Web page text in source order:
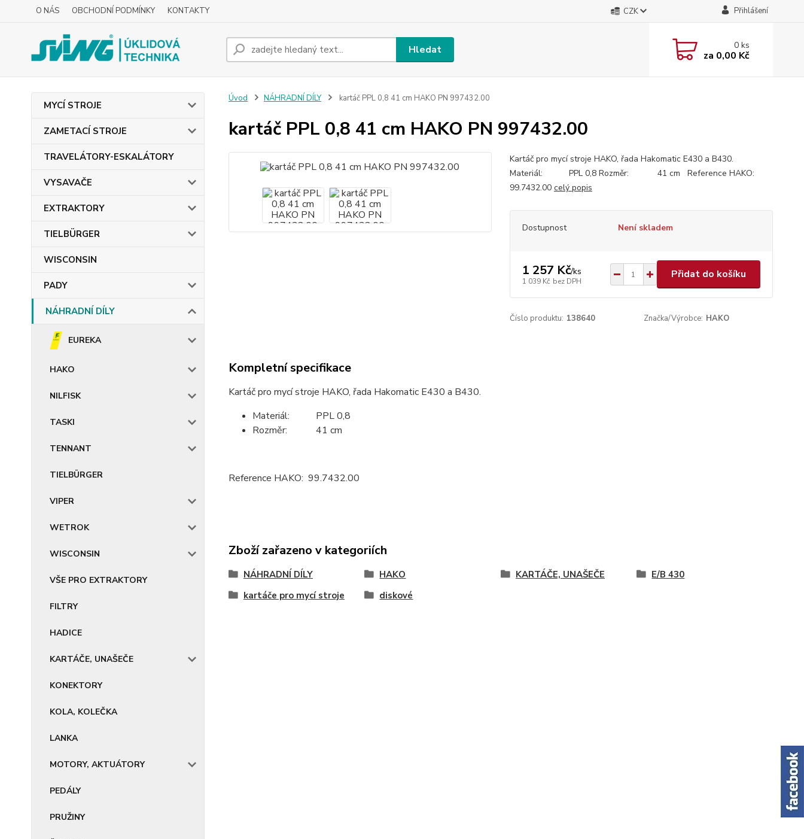
O NÁS OBCHODNÍ PODMÍNKY KONTAKTY CZK Přihlášení
Hledat 0ks
za 0,00 Kč
MYCÍ STROJE
ZAMETACÍ STROJE
TRAVELÁTORY-ESKALÁTORY
VYSAVAČE
EXTRAKTORY
TIELBÜRGER
WISCONSIN
PADY
NÁHRADNÍ DÍLY
EUREKA
HAKO
NILFISK
TASKI
TENNANT
TIELBÜRGER
VIPER
WETROK
WISCONSIN
VŠE PRO EXTRAKTORY
FILTRY
HADICE
KARTÁČE, UNAŠEČE
KONEKTORY
KOLA, KOLEČKA
LANKA
MOTORY, AKTUÁTORY
PEDÁLY
PRUŽINY
Úvod NÁHRADNÍ DÍLY kartáč PPL 0,8 41 cm HAKO PN 997432.00
kartáč PPL 0,8 41 cm HAKO PN 997432.00
Kartáč pro mycí stroje HAKO, řada Hakomatic E430 a B430.
Materiál: PPL 0,8 Rozměr: 41 cm Reference HAKO:
99.7432.00 celý popis
Dostupnost Není skladem
1 257 Kč/ks
1 039 Kč bez DPH
Přidat do košíku
Číslo produktu: 138640 Značka/Výrobce: HAKO
Kompletní specifikace
Kartáč pro mycí stroje HAKO, řada Hakomatic E430 a B430.
Materiál: PPL 0,8
Rozměr: 41 cm
Reference HAKO: 99.7432.00
Zboží zařazeno v kategoriích
NÁHRADNÍ DÍLY HAKO KARTÁČE, UNAŠEČE
E/B 430
kartáče pro mycí stroje
diskové